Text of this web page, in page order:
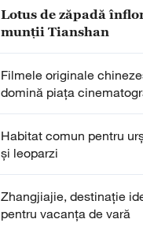
Lotus de zăpadă
munții Tianshan
Filmele originale
domină piața
Habitat comun pentru
și leoparzi
Zhangjiajie, destinație
pentru vacanța de vară